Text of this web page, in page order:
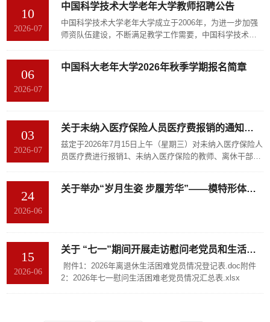
10
2026-07
中国科学技术大学老年大学教师招聘公告
中国科学技术大学老年大学成立于2006年，为进一步加强
师资队伍建设，不断满足教学工作需要，中国科学技术大
（一）政治思想方面。拥护党的路线、方针、政策，政治
06
2026-07
中国科大老年大学2026年秋季学期报名简章
03
2026-07
关于未纳入医疗保险人员医疗费报销的通知（2026.7）
兹定于2026年7月15日上午（星期三）对未纳入医疗保险人
员医疗费进行报销1、未纳入医疗保险的教师、离休干部医
24
2026-06
关于举办“岁月生姿 步履芳华”——模特形体与走秀活动的通知
15
2026-06
关于 “七一”期间开展走访慰问老党员和生活困难党员的通知
附件1：2026年离退休生活困难党员情况登记表.doc附件
2：2026年七一慰问生活困难老党员情况汇总表.xlsx